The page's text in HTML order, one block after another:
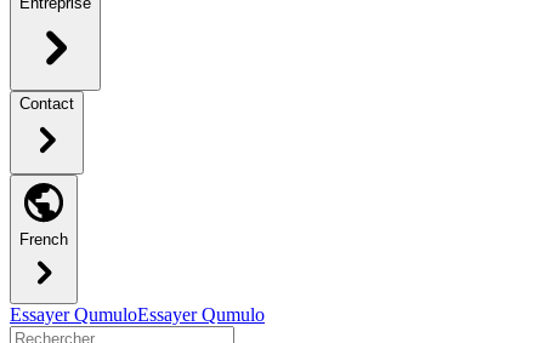
Contact
French
Essayer QumuloEssayer Qumulo